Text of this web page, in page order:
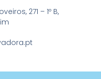
271 – 1º B,